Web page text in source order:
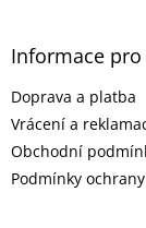
Informace pro
Doprava a platba
Vrácení a
Obchodní
Podmínky